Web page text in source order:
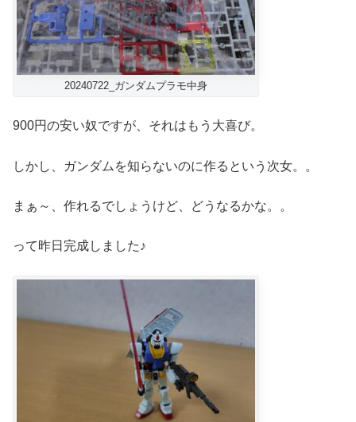
20240722_ガンダムプラモ中身
900円の安い奴ですが、それはもう大喜び。
しかし、ガンダムを知らないのに作るという次女。。
まぁ～、作れるでしょうけど、どうなるかな。。
って昨日完成しました♪